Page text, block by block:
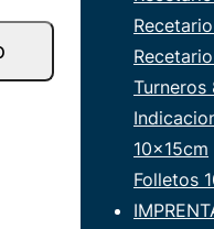
Turneros
10x15cm
Folletos